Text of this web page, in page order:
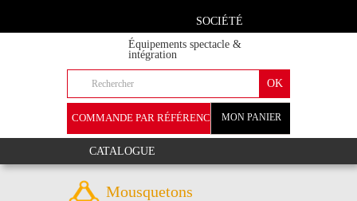
SOCIÉTÉ
Équipements spectacle &
intégration
MON PANIER
COMMANDE PAR RÉFÉRENCE
CATALOGUE
Mousquetons